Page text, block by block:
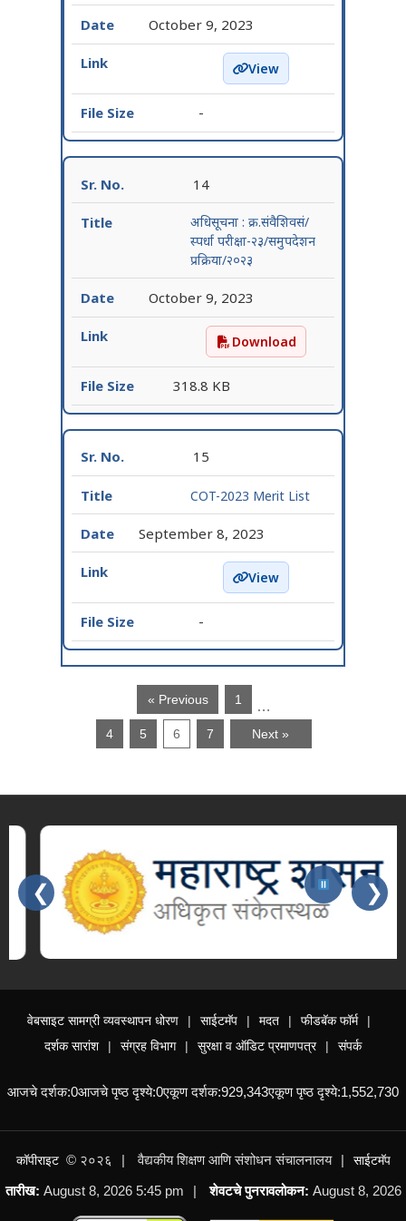
October 9, 2023
COT Exam 2023 – Final
View
-
14
अधिसूचना : क्र.संवैशिवसं/
स्पर्धा परीक्षा-२३/समुपदेशन
प्रक्रिया/२०२३
October 9, 2023
अधिसूचना : क्र.संवैशिवसं/
Download
318.8 KB
15
COT-2023 Merit List
September 8, 2023
COT-2023 Merit List -
View
-
« Previous 1 …
4 5 6 7 Next »
❮ ❯
वेबसाइट सामग्री व्यवस्थापन धोरण साईटमॅप मदत
फीडबॅक फॉर्म
दर्शक सारांश
संग्रह विभाग सुरक्षा व ऑडिट प्रमाणपत्र संपर्क
आजचे दर्शक:0आजचे पृष्ठ दृश्ये:0एकूण दर्शक:929,343एकूण पृष्ठ दृश्ये:1,552,730
कॉपीराइट© २०२६ वैद्यकीय शिक्षण आणि संशोधन संचालनालय साईटमॅप
तारीख: August 8, 2026 5:45 pm शेवटचे पुनरावलोकन: August 8, 2026